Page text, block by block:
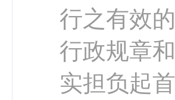
行之有效
行政规章
实担负起